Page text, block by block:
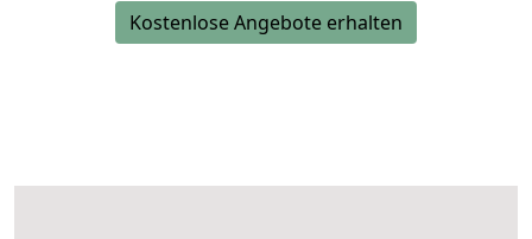
Kostenlose Angebote erhalten